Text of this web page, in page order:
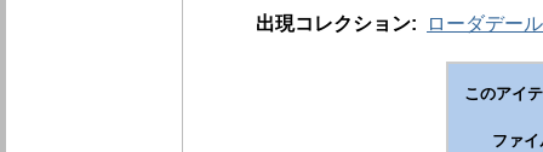
出現コレクション:
ローダデー
このアイ
ファイ